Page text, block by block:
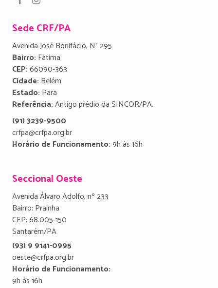
Sede CRF/PA
Avenida José Bonifácio, N° 295
Bairro: Fátima
CEP:66090-363
Cidade: Belém
Estado: Para
Referência:Antigo prédio da SINCOR/PA.
(91) 3239-9500
crfpa@crfpa.org.br
Horário de Funcionamento:9h às 16h
Seccional Oeste
Avenida Álvaro Adolfo, nº 233
Bairro: Prainha
CEP: 68.005-150
Santarém/PA
(93) 9 9141-0995
oeste@crfpa.org.br
Horário de Funcionamento:
9h às 16h